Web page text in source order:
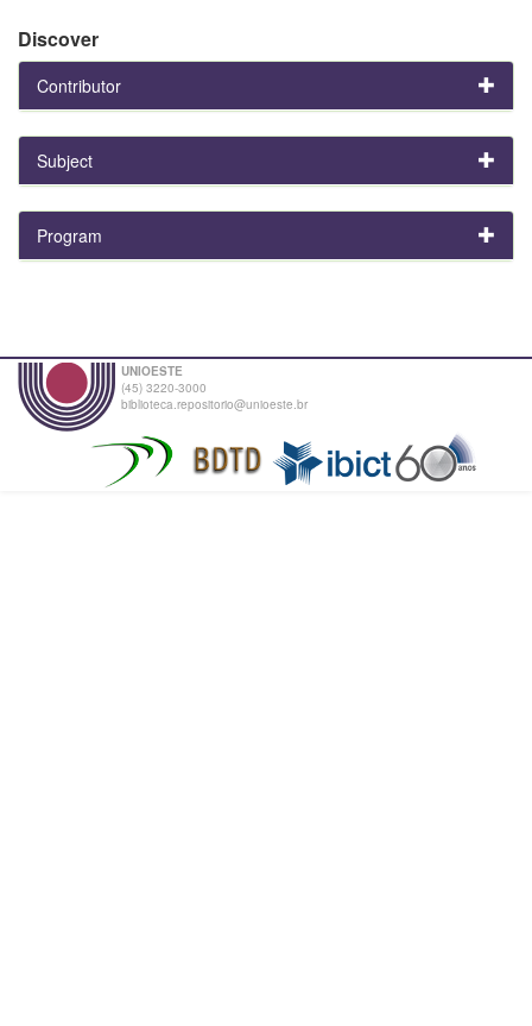
Discover
Contributor
Subject
Program
UNIOESTE
(45) 3220-3000
biblioteca.repositorio@unioeste.br